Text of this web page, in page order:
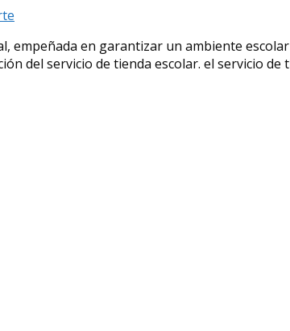
empeñada en garantizar un ambiente
del servicio de tienda escolar. el servicio